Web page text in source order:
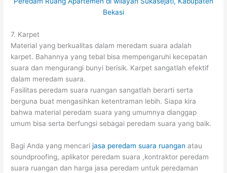
7. Karpet
Material yang berkualitas dalam meredam suara adalah
karpet. Bahannya yang tebal bisa mempengaruhi kecepatan
suara dan mengurangi bunyi berisik. Karpet sangatlah efektif
dalam meredam suara.
Fasilitas peredam suara ruangan sangatlah berarti serta
berguna buat mengasihkan ketentraman lebih. Siapa kira
bahwa material peredam suara yang umumnya dianggap
umum bisa serta berfungsi sebagai peredam suara yang baik.
Bagi Anda yang mencarijasa peredam suara ruangan atau
soundproofing, aplikator peredam suara ,kontraktor peredam
suara ruangan dan harga jasa peredam untuk peredaman